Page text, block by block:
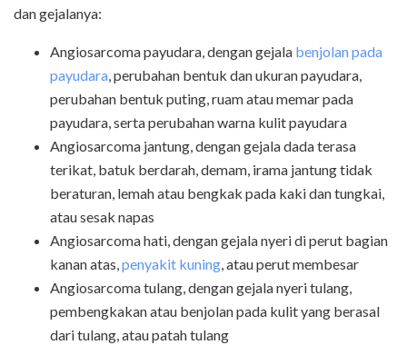
dan gejalanya:
Angiosarcoma payudara, dengan gejala benjolan pada
payudara, perubahan bentuk dan ukuran payudara,
perubahan bentuk puting, ruam atau memar pada
payudara, serta perubahan warna kulit payudara
Angiosarcoma jantung, dengan gejala dada terasa
terikat, batuk berdarah, demam, irama jantung tidak
beraturan, lemah atau bengkak pada kaki dan tungkai,
atau sesak napas
Angiosarcoma hati, dengan gejala nyeri di perut bagian
kanan atas,penyakit kuning, atau perut membesar
Angiosarcoma tulang, dengan gejala nyeri tulang,
pembengkakan atau benjolan pada kulit yang berasal
dari tulang, atau patah tulang